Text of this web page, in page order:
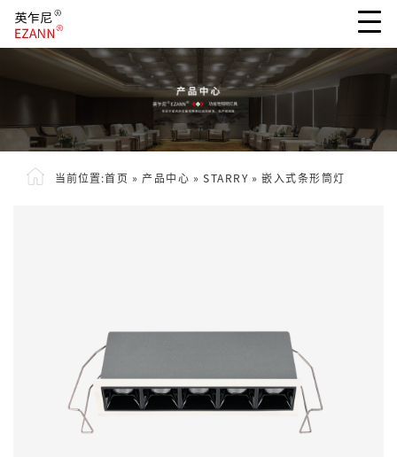
当前位置:首页 » 产品中心 » STARRY » 嵌入式条形筒灯